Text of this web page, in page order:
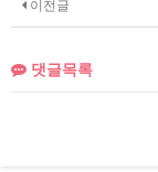
이전글
댓글목록